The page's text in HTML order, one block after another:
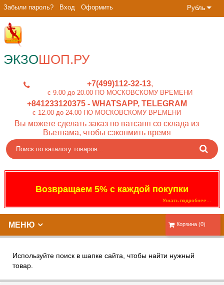
Рубль
Забыли пароль? Вход Оформить
ЭКЗОШОП.РУ
+7(499)112-32-13
c 9.00 до 20.00 ПО МОСКОВСКОМУ ВРЕМЕНИ
+841233120375- WHATSAPP, TELEGRAM
c 12.00 до 24.00 ПО МОСКОВСКОМУ ВРЕМЕНИ
Вы можете сделать заказ по ватсапп со склада из
Вьетнама, чтобы сэконмить время
Возвращаем 5% с каждой покупки
Узнать подробнее...
Корзина (0)
МЕНЮ
Используйте поиск в шапке сайта, чтобы найти нужный
товар.